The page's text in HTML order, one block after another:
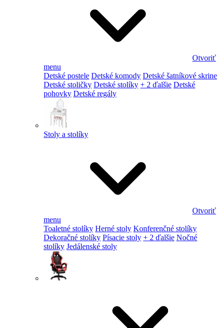
Otvoriť
menu
Detské postele Detské komody Detské šatníkové skrine
Detské stoličky Detské stolíky + 2 ďalšie Detské
pohovky Detské regály
Stoly a stolíky
Otvoriť
menu
Toaletné stolíky Herné stoly Konferenčné stolíky
Dekoračné stolíky Písacie stoly + 2 ďalšie Nočné
stolíky Jedálenské stoly